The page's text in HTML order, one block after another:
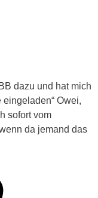
dazu und hat mich
Owei,
sofort vom
da jemand das